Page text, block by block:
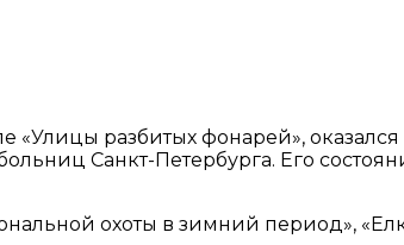
разбитых фонарей»,
Санкт-Петербурга. Его
охоты в зимний период»,